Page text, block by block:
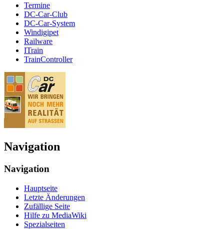
Termine
DC-Car-Club
DC-Car-System
Windigipet
Railware
ITrain
TrainController
Navigation
Navigation
Hauptseite
Letzte Änderungen
Zufällige Seite
Hilfe zu MediaWiki
Spezialseiten